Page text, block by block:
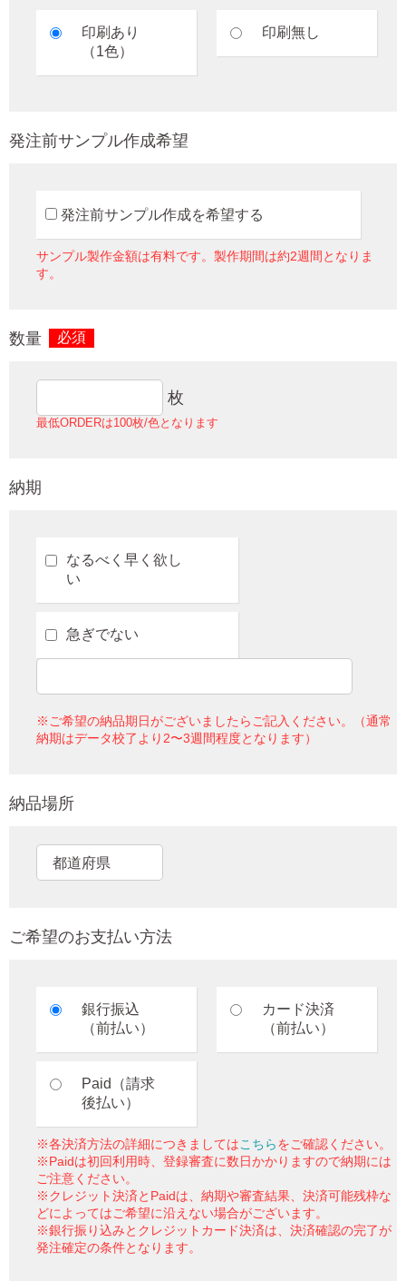
印刷あり
（1色）
印刷無し
発注前サンプル作成希望
発注前サンプル作成を希望する
サンプル製作金額は有料です。製作期間は約2週間となりま
す。
数量 必須
枚
最低ORDERは100枚/色となります
納期
なるべく早く欲し
い
急ぎでない
※ご希望の納品期日がございましたらご記入ください。（通常
納期はデータ校了より2〜3週間程度となります）
納品場所
ご希望のお支払い方法
銀行振込
（前払い）
カード決済
（前払い）
Paid（請求
後払い）
※各決済方法の詳細につきましてはこちらをご確認ください。
※Paidは初回利用時、登録審査に数日かかりますので納期には
ご注意ください。
※クレジット決済とPaidは、納期や審査結果、決済可能残枠な
どによってはご希望に沿えない場合がございます。
※銀行振り込みとクレジットカード決済は、決済確認の完了が
発注確定の条件となります。